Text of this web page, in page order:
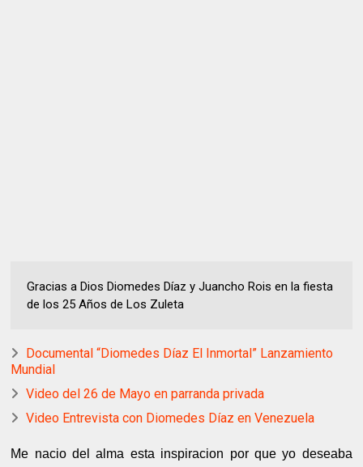
Gracias a Dios Diomedes Díaz y Juancho Rois en la fiesta
de los 25 Años de Los Zuleta
Documental “Diomedes Díaz El Inmortal” Lanzamiento
Mundial
Video del 26 de Mayo en parranda privada
Video Entrevista con Diomedes Díaz en Venezuela
Me nacio del alma esta inspiracion por que yo deseaba